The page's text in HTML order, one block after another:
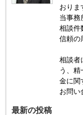
おりま
当事務
相談件
信頼の
相談者
う、精
金に関
お問い
最新の投稿